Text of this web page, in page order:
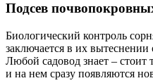
Подсев
Биологический контроль
заключается в их
Любой садовод знает – стоит
и на нем сразу появляются